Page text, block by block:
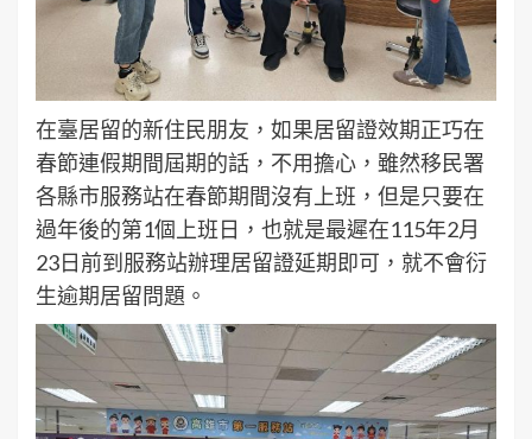
在臺居留的新住民朋友，如果居留證效期正巧在
春節連假期間屆期的話，不用擔心，雖然移民署
各縣市服務站在春節期間沒有上班，但是只要在
過年後的第1個上班日，也就是最遲在115年2月
23日前到服務站辦理居留證延期即可，就不會衍
生逾期居留問題。